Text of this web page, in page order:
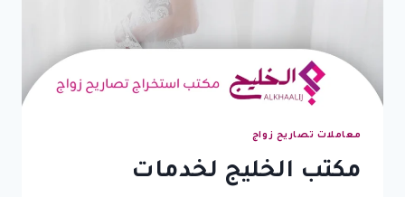
معاملات تصاريح زواج
مكتب الخليج لخدمات